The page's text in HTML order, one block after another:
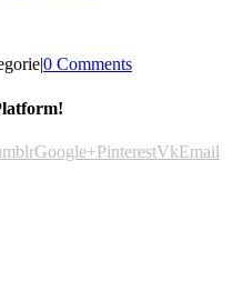
|0 Comments
Google+PinterestVkEmail